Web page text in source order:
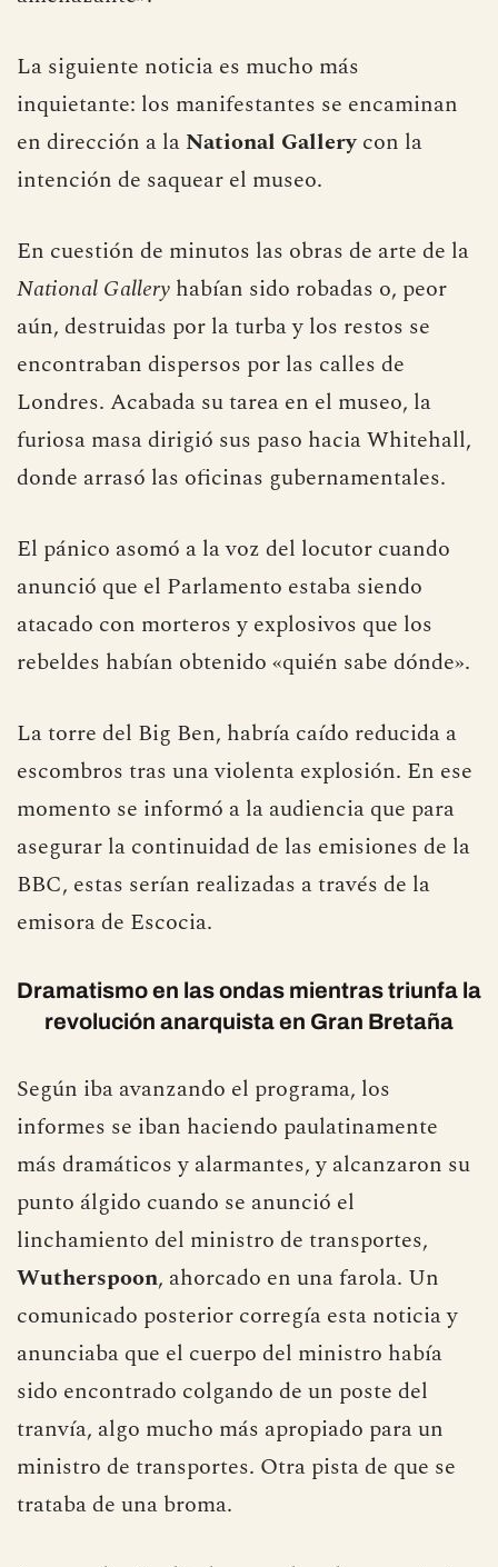
La siguiente noticia es mucho más
inquietante: los manifestantes se encaminan
en dirección a la National Gallery con la
intención de saquear el museo.
En cuestión de minutos las obras de arte de la
National Gallery habían sido robadas o, peor
aún, destruidas por la turba y los restos se
encontraban dispersos por las calles de
Londres. Acabada su tarea en el museo, la
furiosa masa dirigió sus paso hacia Whitehall,
donde arrasó las oficinas gubernamentales.
El pánico asomó a la voz del locutor cuando
anunció que el Parlamento estaba siendo
atacado con morteros y explosivos que los
rebeldes habían obtenido «quién sabe dónde».
La torre del Big Ben, habría caído reducida a
escombros tras una violenta explosión. En ese
momento se informó a la audiencia que para
asegurar la continuidad de las emisiones de la
BBC, estas serían realizadas a través de la
emisora de Escocia.
Dramatismo en las ondas mientras triunfa la
revolución anarquista en Gran Bretaña
Según iba avanzando el programa, los
informes se iban haciendo paulatinamente
más dramáticos y alarmantes, y alcanzaron su
punto álgido cuando se anunció el
linchamiento del ministro de transportes,
Wutherspoon, ahorcado en una farola. Un
comunicado posterior corregía esta noticia y
anunciaba que el cuerpo del ministro había
sido encontrado colgando de un poste del
tranvía, algo mucho más apropiado para un
ministro de transportes. Otra pista de que se
trataba de una broma.